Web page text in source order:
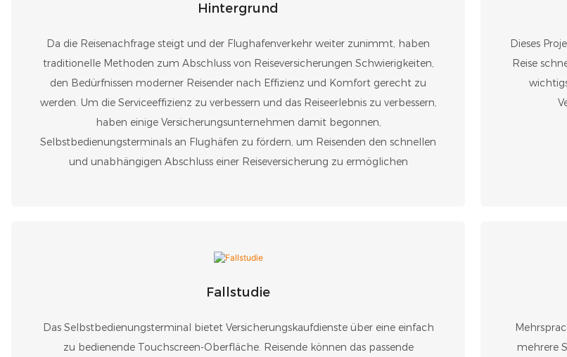
Hintergrund
Da die Reisenachfrage steigt und der Flughafenverkehr weiter zunimmt, haben
traditionelle Methoden zum Abschluss von Reiseversicherungen Schwierigkeiten,
den Bedürfnissen moderner Reisender nach Effizienz und Komfort gerecht zu
werden. Um die Serviceeffizienz zu verbessern und das Reiseerlebnis zu verbessern,
haben einige Versicherungsunternehmen damit begonnen,
Selbstbedienungsterminals an Flughäfen zu fördern, um Reisenden den schnellen
und unabhängigen Abschluss einer Reiseversicherung zu ermöglichen
Dieses
Reise
Fallstudie
Das Selbstbedienungsterminal bietet Versicherungskaufdienste über eine einfach
zu bedienende Touchscreen-Oberfläche. Reisende können das passende
mehrere